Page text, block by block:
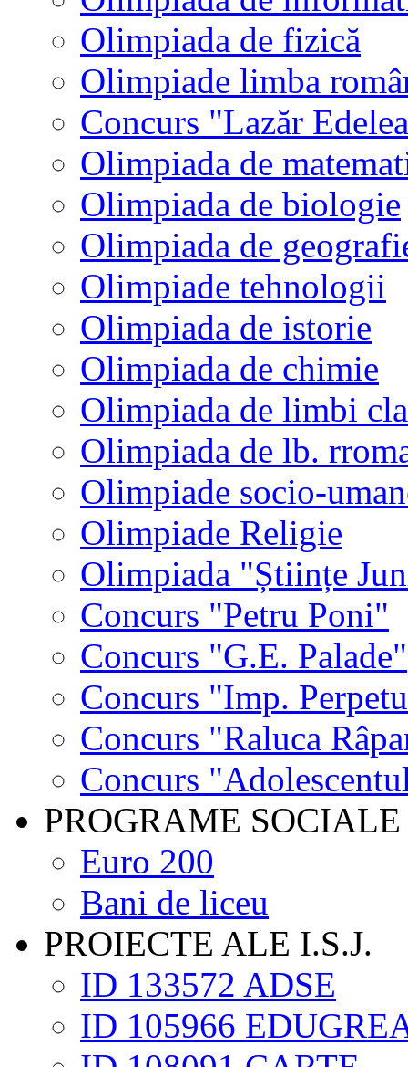
Olimpiada de fizică
Olimpiade limba
Concurs "Lazăr
Olimpiada de
Olimpiada de biologie
Olimpiada de
Olimpiade tehnologii
Olimpiada de istorie
Olimpiada de chimie
Olimpiada de limbi
Olimpiada de lb.
Olimpiade socio-
Olimpiade Religie
Olimpiada "Științe
Concurs "Petru Poni"
Concurs "G.E. Palade"
Concurs "Imp.
Concurs "Raluca
Concurs
PROGRAME SOCIALE
Euro 200
Bani de liceu
PROIECTE ALE I.S.J.
ID 133572 ADSE
ID 105966